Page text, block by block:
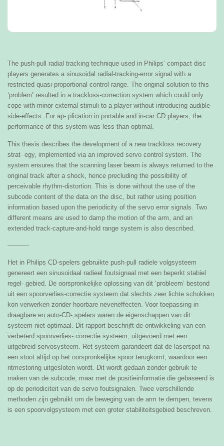
The push-pull radial tracking technique used in Philips’ compact disc
players generates a sinusoidal radial-tracking-error signal with a
restricted quasi-proportional control range. The original solution to this
‘problem’ resulted in a trackloss-correction system which could only
cope with minor external stimuli to a player without introducing audible
side-effects. For ap- plication in portable and in-car CD players, the
performance of this system was less than optimal.
This thesis describes the development of a new trackloss recovery
strat- egy, implemented via an improved servo control system. The
system ensures that the scanning laser beam is always returned to the
original track after a shock, hence precluding the possibility of
perceivable rhythm-distortion. This is done without the use of the
subcode content of the data on the disc, but rather using position
information based upon the periodicity of the servo error signals. Two
different means are used to damp the motion of the arm, and an
extended track-capture-and-hold range system is also described.
———-
Het in Philips CD-spelers gebruikte push-pull radiele volgsysteem
genereert een sinusoidaal radieel foutsignaal met een beperkt stabiel
regel- gebied. De oorspronkelijke oplossing van dit ‘probleem’ bestond
uit een spoorverlies-correctie systeem dat slechts zeer lichte schokken
kon verwerken zonder hoorbare neveneffecten. Voor toepassing in
draagbare en auto-CD- spelers waren de eigenschappen van dit
systeem niet optimaal. Dit rapport beschrijft de ontwikkeling van een
verbeterd spoorverlies- correctie systeem, uitgevoerd met een
uitgebreid servosysteem. Ret systeem garandeert dat de laserspot na
een stoot altijd op het oorspronkelijke spoor terugkomt, waardoor een
ritmestoring uitgesloten wordt. Dit wordt gedaan zonder gebruik te
maken van de subcode, maar met de positieinformatie die gebaseerd is
op de periodiciteit van de servo foutsignalen. Twee verschillende
methoden zijn gebruikt om de beweging van de arm te dempen, tevens
is een spoorvolgsysteem met een groter stabiliteitsgebied beschreven.